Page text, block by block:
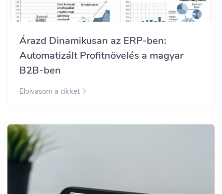
Árazd Dinamikusan az ERP-ben:
Automatizált Profitnövelés a magyar
B2B-ben
Elolvasom a cikket